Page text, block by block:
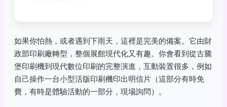
如果你怕熱，或者遇到下雨天，這裡是完美的備案。它由財
政部印刷廠轉型，整個展館現代化又有趣。你會看到從古騰
堡印刷機到現代數位印刷的完整演進，互動裝置很多，例如
自己操作一台小型活版印刷機印出明信片（這部分有時免
費，有時是體驗活動的一部分，現場詢問）。